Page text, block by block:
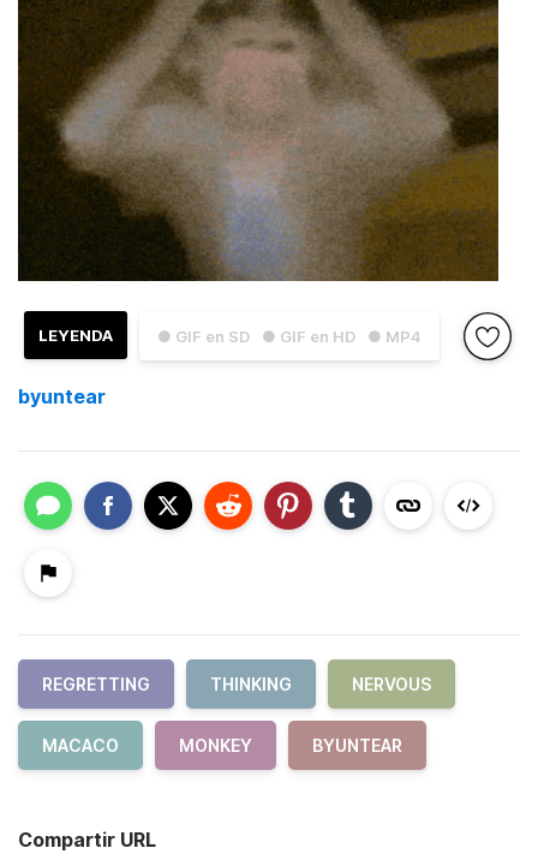
● GIF en SD ● GIF en HD ● MP4
LEYENDA
byuntear
REGRETTING THINKING NERVOUS
MACACO MONKEY BYUNTEAR
Compartir URL